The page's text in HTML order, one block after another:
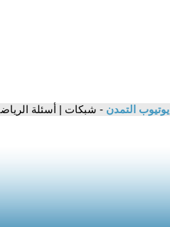
يوتيوب التمدن - شبكات | أسئلة